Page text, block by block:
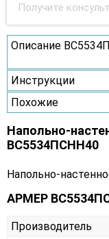
Получите
Описание
Инструкции
Похожие
Напольно-
ВС5534ПСНН40
Напольно-
АРМЕР
Производитель